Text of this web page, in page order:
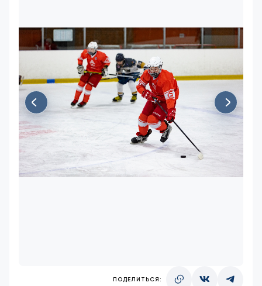
ПОДЕЛИТЬСЯ: